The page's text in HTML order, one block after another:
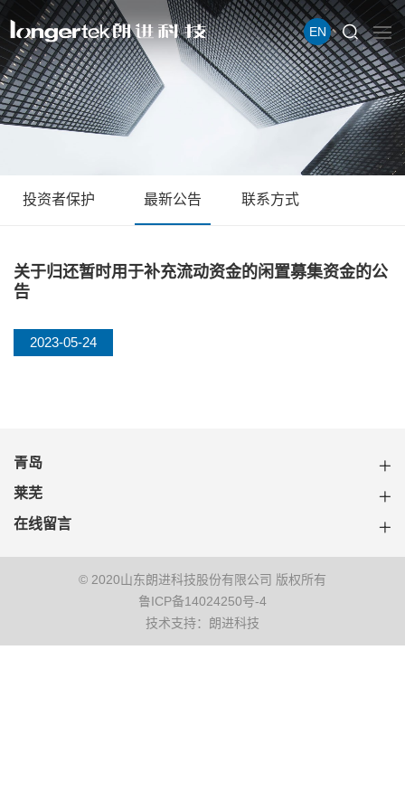
EN
投资者保护 最新公告 联系方式
关于归还暂时用于补充流动资金的闲置募集资金的公
告
2023-05-24
青岛
莱芜
在线留言
© 2020山东朗进科技股份有限公司 版权所有
鲁ICP备14024250号-4
技术支持：朗进科技